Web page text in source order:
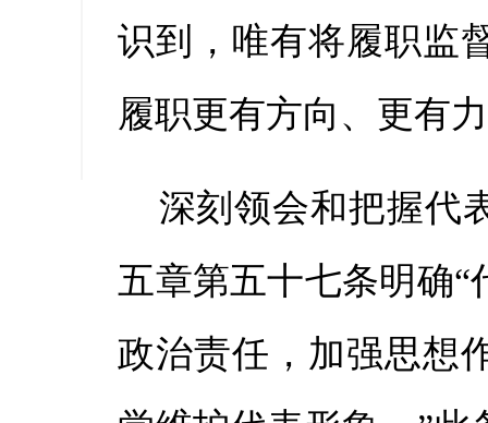
识到，唯有将履职监
履职更有方向、更有
深刻领会和把握代
五章第五十七条明确
政治责任，加强思想